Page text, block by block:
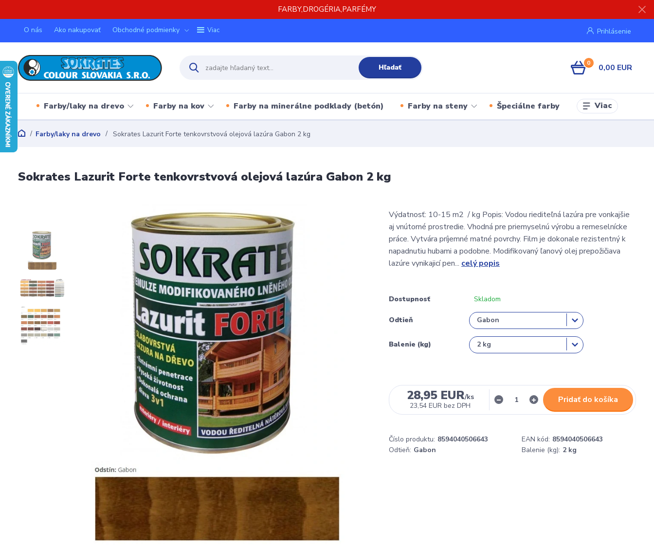
FARBY,DROGÉRIA,PARFÉMY
O nás Ako nakupovať Obchodné podmienky Viac Prihlásenie
Hľadať 0 0,00 EUR
Farby/laky na drevo Farby na kov Farby na minerálne podklady (betón) Farby na steny Špeciálne farby Viac
Farby/laky na drevo Sokrates Lazurit Forte tenkovrstvová olejová lazúra Gabon 2 kg
Sokrates Lazurit Forte tenkovrstvová olejová lazúra Gabon 2 kg
Výdatnosť: 10-15 m2 / kg Popis: Vodou riediteľná lazúra pre vonkajšie
aj vnútorné prostredie. Vhodná pre priemyselnú výrobu a remeselnícke
práce. Vytvára príjemné matné povrchy. Film je dokonale rezistentný k
napadnutiu hubami a podobne. Modifikovaný ľanový olej prepožičiava
lazúre vynikajicí pen... celý popis
Dostupnosť Skladom
Odtieň
Balenie (kg)
28,95 EUR/ks
23,54 EUR bez DPH
Pridať do košíka
Číslo produktu: 8594040506643 EAN kód: 8594040506643
Odtieň: Gabon Balenie (kg): 2 kg